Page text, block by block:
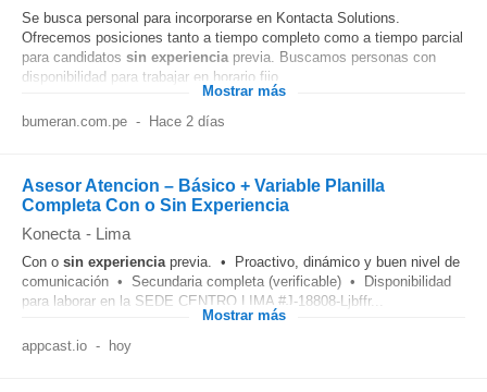
Se busca personal para incorporarse en Kontacta Solutions.
Ofrecemos posiciones tanto a tiempo completo como a tiempo parcial
para candidatos sin experienciaprevia. Buscamos personas con
disponibilidad para trabajar en horario fijo...
Mostrar más
bumeran.com.pe - Hace 2 días
Asesor Atencion – Básico + Variable Planilla
Completa Con o Sin Experiencia
Konecta - Lima
Con o sin experienciaprevia. • Proactivo, dinámico y buen nivel de
comunicación • Secundaria completa (verificable) • Disponibilidad
para laborar en la SEDE CENTRO LIMA #J-18808-Ljbffr...
Mostrar más
appcast.io - hoy